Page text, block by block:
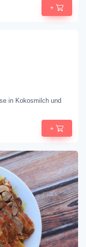
+
in Kokosmilch und
+